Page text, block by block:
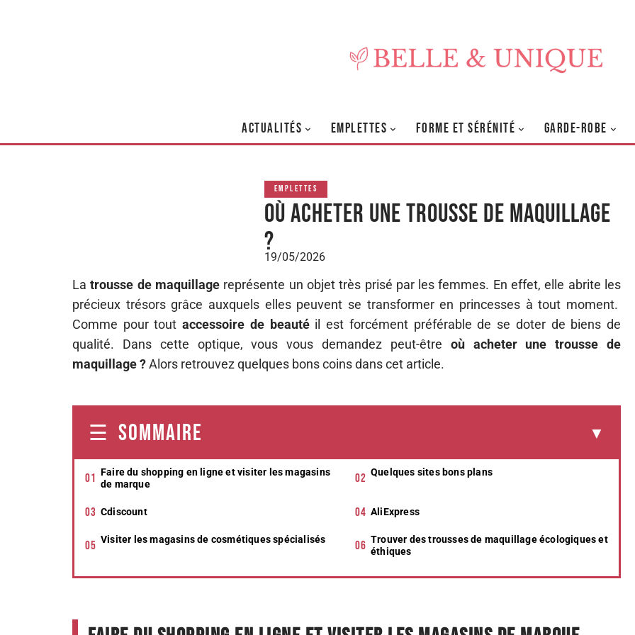
ACTUALITÉS EMPLETTES FORME ET SÉRÉNITÉ GARDE-ROBE
EMPLETTES
Où acheter une trousse de maquillage
?
19/05/2026
Latrousse de maquillagereprésente un objet très prisé par les femmes. En effet, elle abrite les
précieux trésors grâce auxquels elles peuvent se transformer en princesses à tout moment.
Comme pour toutaccessoire de beautéil est forcément préférable de se doter de biens de
qualité. Dans cette optique, vous vous demandez peut-être où acheter une trousse de
maquillage ?Alors retrouvez quelques bons coins dans cet article.
SOMMAIRE
Faire du shopping en ligne et visiter les magasins
de marque
Quelques sites bons plans
Cdiscount AliExpress
Visiter les magasins de cosmétiques spécialisés
Trouver des trousses de maquillage écologiques et
éthiques